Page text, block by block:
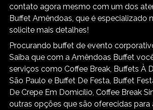
contato agora mesmo com um dos
Buffet Amêndoas, que é especializado
solicite mais detalhes!
Procurando buffet de evento
Saiba que com a Amêndoas Buffet
serviços como Coffee Break, Buffets À
São Paulo e Buffet De Festa, Buffet
De Crepe Em Domicílio, Coffee Break
outras opções que são oferecidas para